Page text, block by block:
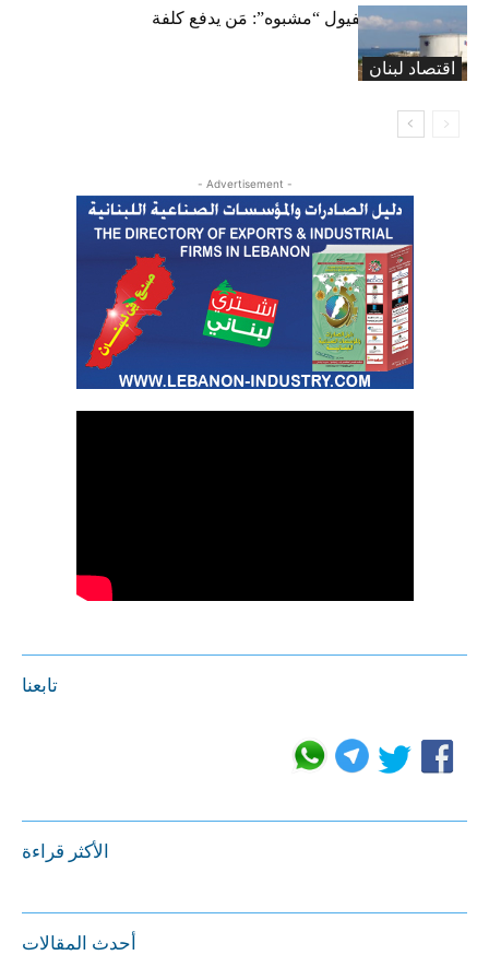
اقتصاد لبنان
خزّانات فارغة لفيول “مشبوه”: مَن يدفع كلفة
الترحيل؟
- Advertisement -
تابعنا
الأكثر قراءة
أحدث المقالات